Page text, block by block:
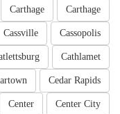
Carthage
Carthage
Cassopolis
Cassville
Cathlamet
Cedar Rapids
Center City
Center